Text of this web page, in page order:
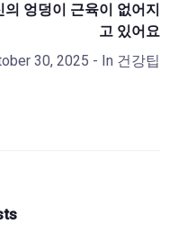
의 엉덩이 근육이 없어지
고 있어요
30, 2025 - In 건강팁